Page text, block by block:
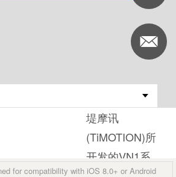
堤摩讯
(TiMOTION)所
开发的VN1系
for compatibility with iOS 8.0+ or Android